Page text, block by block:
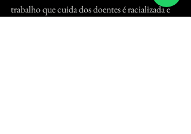
trabalho que cuida dos doentes é racializada e